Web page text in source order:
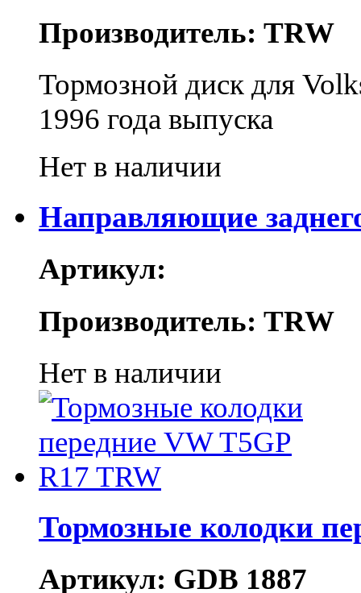
Производитель: TRW
Тормозной диск для
1996 года выпуска
Нет в наличии
Направляющие
Артикул:
Производитель: TRW
Нет в наличии
Тормозные колодки
Артикул: GDB 1887